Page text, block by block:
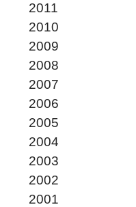
2011
2010
2009
2008
2007
2006
2005
2004
2003
2002
2001